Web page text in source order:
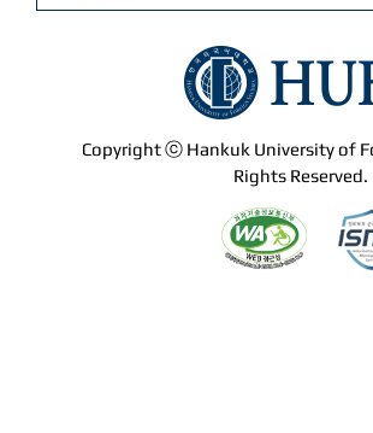
Copyright ⓒ Hankuk University of
Rights Reserved.